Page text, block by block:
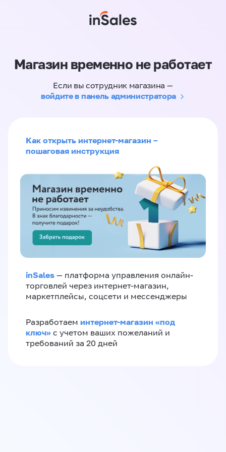
Магазин временно не работает
Если вы сотрудник магазина —
войдите в панель администратора
Как открыть интернет-магазин –
пошаговая инструкция
inSales — платформа управления онлайн-
торговлей через интернет-магазин,
маркетплейсы, соцсети и мессенджеры
Разработаем интернет-магазин «‎под
ключ»‎ с учетом ваших пожеланий и
требований за 20 дней